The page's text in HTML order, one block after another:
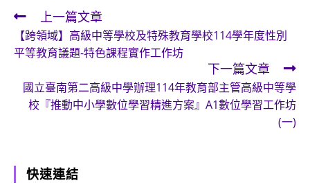
Read
more
articles
上一篇文章
【跨領域】高級中等學校及特殊教育學校114學年度性別
平等教育議題-特色課程實作工作坊
下一篇文章
國立臺南第二高級中學辦理114年教育部主管高級中等學
校『推動中小學數位學習精進方案』A1數位學習工作坊
(一)
快速連結